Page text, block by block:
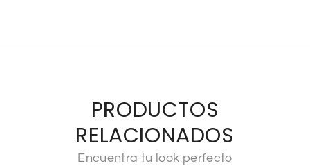
PRODUCTOS
RELACIONADOS
Encuentra tu look perfecto